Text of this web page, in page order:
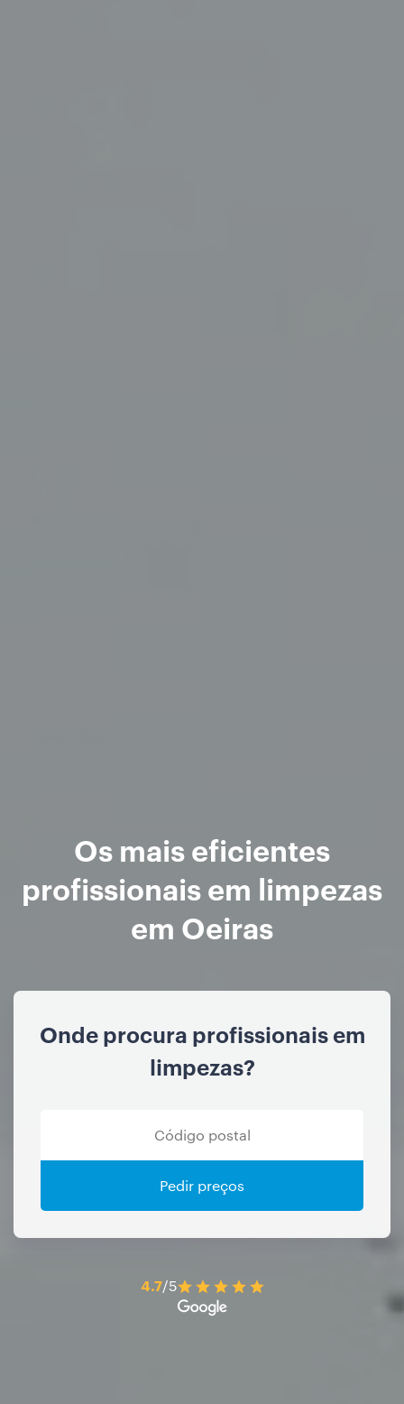
Os mais eficientes
profissionais em limpezas
em Oeiras
Onde procura profissionais em
limpezas?
Pedir preços
4.7/5